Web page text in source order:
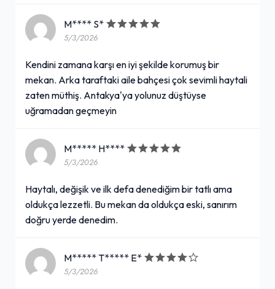
M**** S*
5/3/2026
Kendini zamana karşı en iyi şekilde korumuş bir
mekan. Arka taraftaki aile bahçesi çok sevimli haytali
zaten müthiş. Antakya'ya yolunuz düştüyse
uğramadan geçmeyin
M***** H****
5/3/2026
Haytalı, değişik ve ilk defa denediğim bir tatlı ama
oldukça lezzetli. Bu mekan da oldukça eski, sanırım
doğru yerde denedim.
M***** T***** E*
5/3/2026